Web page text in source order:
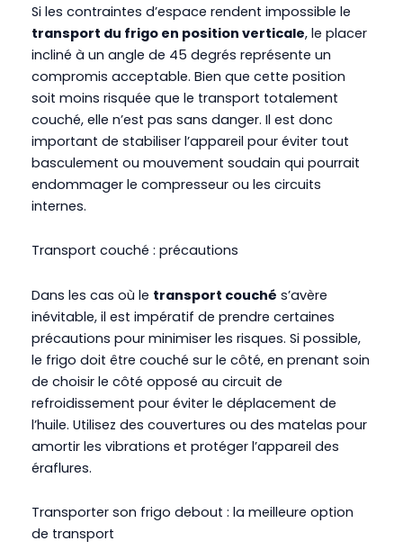
Si les contraintes d’espace rendent impossible le
transport du frigo en position verticale, le placer
incliné à un angle de 45 degrés représente un
compromis acceptable. Bien que cette position
soit moins risquée que le transport totalement
couché, elle n’est pas sans danger. Il est donc
important de stabiliser l’appareil pour éviter tout
basculement ou mouvement soudain qui pourrait
endommager le compresseur ou les circuits
internes.
Transport couché : précautions
Dans les cas où le transport couché s’avère
inévitable, il est impératif de prendre certaines
précautions pour minimiser les risques. Si possible,
le frigo doit être couché sur le côté, en prenant soin
de choisir le côté opposé au circuit de
refroidissement pour éviter le déplacement de
l’huile. Utilisez des couvertures ou des matelas pour
amortir les vibrations et protéger l’appareil des
éraflures.
Transporter son frigo debout : la meilleure option
de transport